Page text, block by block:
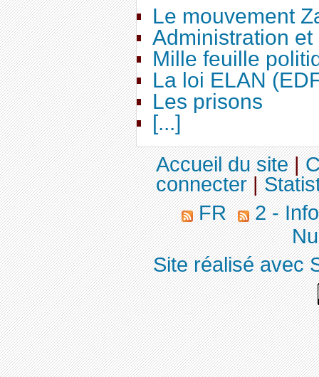
Le mouvement
Administration
Mille feuille
La loi ELAN
Les prisons
[...]
Accueil du site|
connecter|
FR
2 -
Site réalisé avec